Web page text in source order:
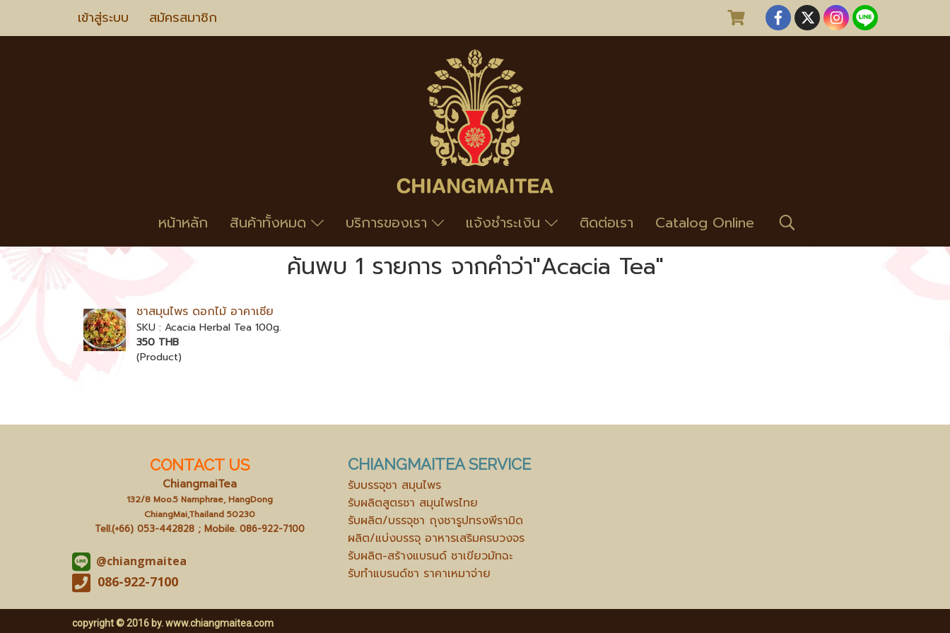
เข้าสู่ระบบ สมัครสมาชิก
หน้าหลัก สินค้าทั้งหมด บริการของเรา แจ้งชำระเงิน ติดต่อเรา Catalog Online
ค้นพบ 1 รายการ จากคำว่า"Acacia Tea"
ชาสมุนไพร ดอกไม้ อาคาเซีย
SKU : Acacia Herbal Tea 100g.
350 THB
(Product)
CONTACT US
ChiangmaiTea
132/8 Moo.5 Namphrae, HangDong
ChiangMai,Thailand 50230
Tell.(+66) 053-442828 ; Mobile. 086-922-7100
@chiangmaitea
086-922-7100
CHIANGMAITEA SERVICE
รับบรรจุชา สมุนไพร
รับผลิตสูตรชา สมุนไพรไทย
รับผลิต/บรรจุชา ถุงชารูปทรงพีรามิด
ผลิต/แบ่งบรรจุ อาหารเสริมครบวงจร
รับผลิต-สร้างแบรนด์ ชาเขียวมัทฉะ
รับทำแบรนด์ชา ราคาเหมาจ่าย
copyright © 2016 by.www.chiangmaitea.com